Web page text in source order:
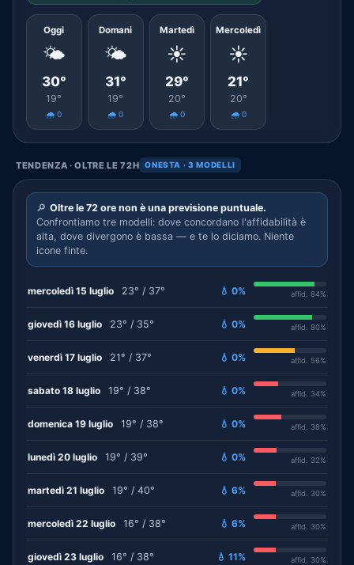
Oggi
🌤️
30°
19°
🌧️ 0
Domani
🌤️
31°
19°
🌧️ 0
Martedì
☀️
29°
20°
🌧️ 0
Mercoledì
☀️
21°
20°
🌧️ 0
TENDENZA · OLTRE LE 72H ONESTA · 3 MODELLI
🔎 Oltre le 72 ore non è una previsione puntuale.
Confrontiamo tre modelli: dove concordano l'affidabilità è
alta, dove divergono è bassa — e te lo diciamo. Niente
icone finte.
mercoledì 15 luglio 23° / 37° 💧 0% affid. 84%
giovedì 16 luglio 23° / 35° 💧 0% affid. 80%
venerdì 17 luglio 21° / 37° 💧 0% affid. 56%
sabato 18 luglio 19° / 38° 💧 0% affid. 34%
domenica 19 luglio 19° / 38° 💧 0% affid. 38%
lunedì 20 luglio 19° / 39° 💧 0% affid. 32%
martedì 21 luglio 19° / 40° 💧 6% affid. 30%
mercoledì 22 luglio 16° / 38° 💧 6% affid. 30%
giovedì 23 luglio 16° / 38° 💧 11% affid. 30%